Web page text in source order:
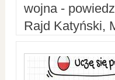
wojna -
Rajd Katyński,